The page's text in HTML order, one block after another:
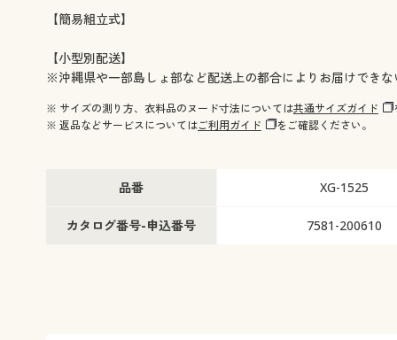
【簡易組立式】
【小型別配送】
※沖縄県や一部島しょ部など配送上の都合によりお届けできな
※ サイズの測り方、衣料品のヌード寸法については共通サイズガイド
※ 返品などサービスについてはご利用ガイド をご確認ください。
品番 XG-1525
カタログ番号-申込番号 7581-200610